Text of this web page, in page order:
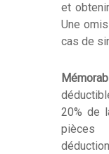
et
Une
cas de
20% de
pièces